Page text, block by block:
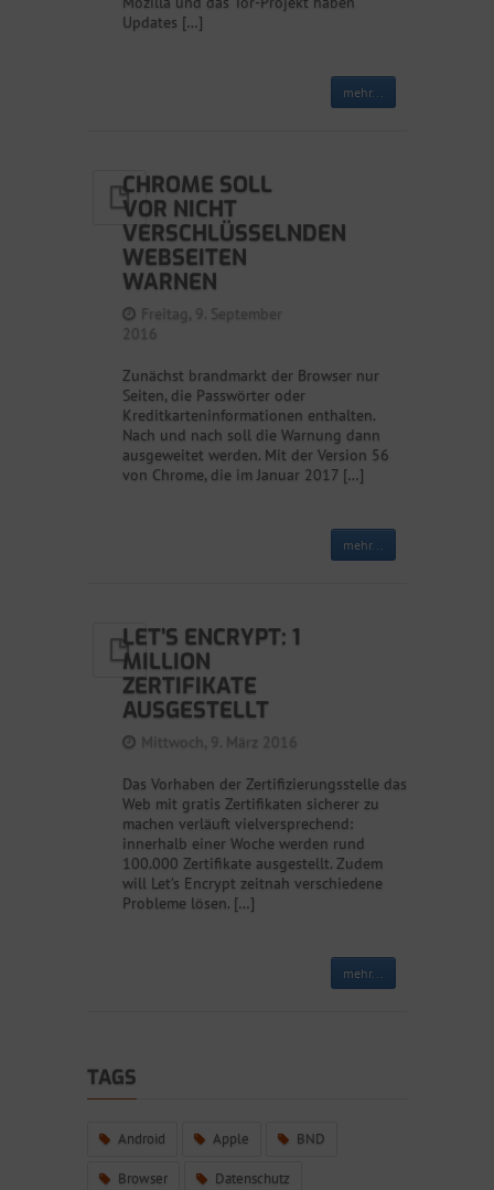
Updates […]
mehr...
CHROME SOLL
VOR NICHT
VERSCHLÜSSELNDEN
WEBSEITEN
WARNEN
Freitag, 9. September
2016
Zunächst brandmarkt der Browser nur
Seiten, die Passwörter oder
Kreditkarteninformationen enthalten.
Nach und nach soll die Warnung dann
ausgeweitet werden. Mit der Version 56
von Chrome, die im Januar 2017 […]
mehr...
LET’S ENCRYPT: 1
MILLION
ZERTIFIKATE
AUSGESTELLT
Mittwoch, 9. März 2016
Das Vorhaben der Zertifizierungsstelle das
Web mit gratis Zertifikaten sicherer zu
machen verläuft vielversprechend:
innerhalb einer Woche werden rund
100.000 Zertifikate ausgestellt. Zudem
will Let’s Encrypt zeitnah verschiedene
Probleme lösen. […]
mehr...
TAGS
Android Apple BND
Browser Datenschutz